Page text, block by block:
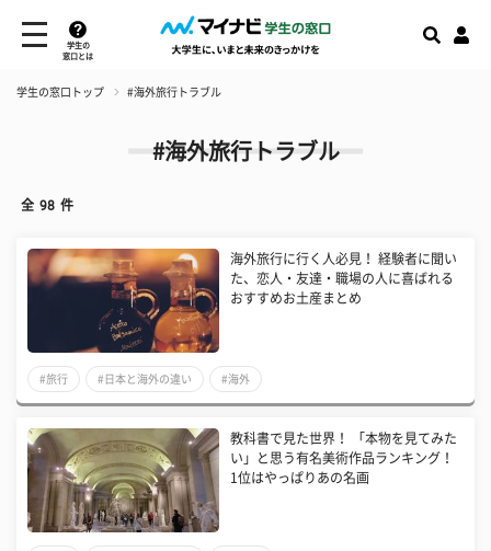
学生の
窓口とは
学生の窓口トップ #海外旅行トラブル
#海外旅行トラブル
全 98 件
​海外旅行に行く人必見！ 経験者に聞い
た、恋人・友達・職場の人に喜ばれる
おすすめお土産まとめ
#旅行 #日本と海外の違い #海外
​教科書で見た世界！ 「本物を見てみた
い」と思う有名美術作品ランキング！
1位はやっぱりあの名画